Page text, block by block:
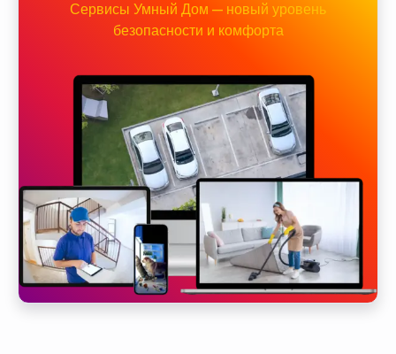
Сервисы Умный Дом — новый уровень
безопасности и комфорта